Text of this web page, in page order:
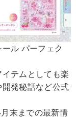
ル パーフェク
テムとしても楽
発秘話など公式
末までの最新情